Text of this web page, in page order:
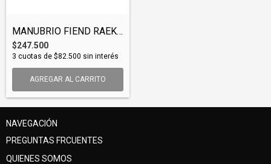
MANUBRIO FIEND RAEKS 4PC (BARFIE003)
$247.500
3 cuotas de $82.500 sin interés
AGREGAR AL CARRITO
NAVEGACIÓN
PREGUNTAS FRCUENTES
QUIENES SOMOS